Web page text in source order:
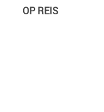
OP REIS